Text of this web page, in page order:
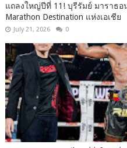
แถลงใหญ่ปีที่ 11! บุรีรัมย์ มาราธ
Marathon Destination แห่งเอเชีย
July 21, 2026 0